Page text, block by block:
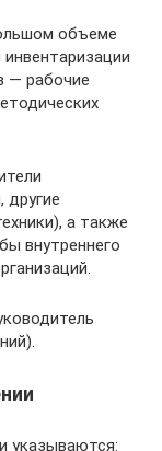
объеме
— рабочие
другие
а также
внутреннего
указываются: